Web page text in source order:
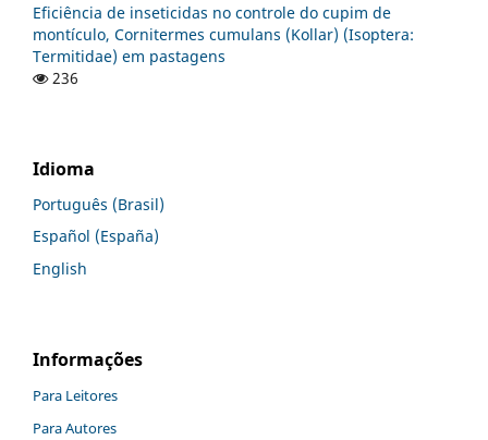
Eficiência de inseticidas no controle do cupim de
montículo, Cornitermes cumulans (Kollar) (Isoptera:
Termitidae) em pastagens
236
Idioma
Português (Brasil)
Español (España)
English
Informações
Para Leitores
Para Autores